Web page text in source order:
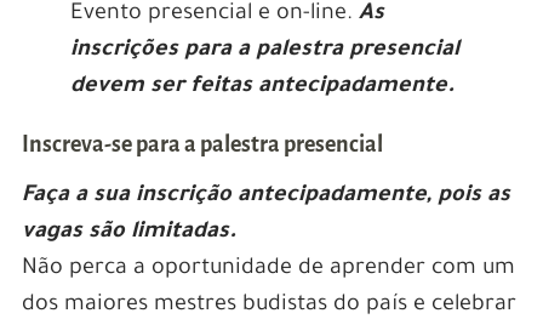
Evento presencial e on-line. As
inscrições para a palestra presencial
devem ser feitas antecipadamente.
Inscreva-se para a palestra presencial
Faça a sua inscrição antecipadamente, pois as
vagas são limitadas.
Não perca a oportunidade de aprender com um
dos maiores mestres budistas do país e celebrar